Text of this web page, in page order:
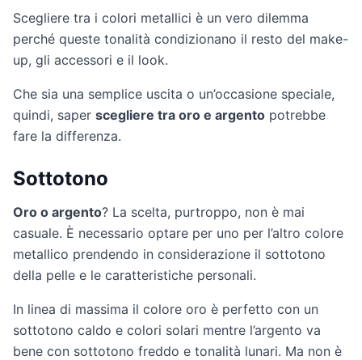
Scegliere tra i colori metallici è un vero dilemma
perché queste tonalità condizionano il resto del make-
up, gli accessori e il look.
Che sia una semplice uscita o un’occasione speciale,
quindi, saper scegliere tra oro e argento potrebbe
fare la differenza.
Sottotono
Oro o argento? La scelta, purtroppo, non è mai
casuale. È necessario optare per uno per l’altro colore
metallico prendendo in considerazione il sottotono
della pelle e le caratteristiche personali.
In linea di massima il colore oro è perfetto con un
sottotono caldo e colori solari mentre l’argento va
bene con sottotono freddo e tonalità lunari. Ma non è